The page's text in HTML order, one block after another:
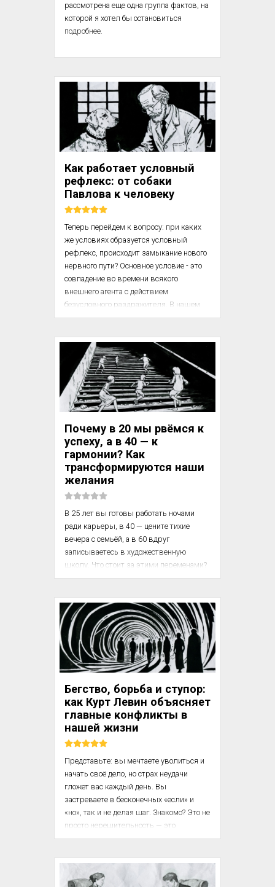
рассмотрена еще одна группа фактов, на
которой я хотел бы остановиться
подробнее.
Пусть выполнение намеченного
выполнения. Если бы сцепление
соответствующего случая и выполнения
намерения имело бы решающее
значение, то после прерывания
действия ничего не могло бы начаться
без повторного наступления
начатое действие не порождает силы
для следующего действия. Можно
сравнить это со случаями, когда
действенность намерения
исчерпывается после его срабатывания
на пе...
Как работает условный
рефлекс: от собаки
Павлова к человеку
Теперь перейдем к вопросу: при каких
же условиях образуется условный
рефлекс, происходит замыкание нового
нервного пути? Основное условие - это
совпадение во времени всякого
внешнего агента с действием
безусловного раздражителя. В нашем
случае пища есть безусловный
вот, если прием пищи у животного
совпадает с действием на него агента,
который ранее никакого отношения к еде
не имел, то этот агент делается
возбудителем той же реакции, как и
сама пища. В том случае, который
было. Мы несколько раз начинали
действовать на собаку у...
Почему в 20 мы рвёмся к
успеху, а в 40 — к
гармонии? Как
трансформируются наши
желания
В 25 лет вы готовы работать ночами
ради карьеры, в 40 — цените тихие
вечера с семьёй, а в 60 вдруг
записываетесь в художественную
школу. Что стоит за этими переменами?
Психологи давно заметили: наши
эволюционируют вместе с нами,
подчиняясь внутренней логике
развития личности.
Исследования показывают, что с
возрастом на смену амбициям приходит
внешние стимулы уступают место
внутренним ценностям. Как именно
происходит эта трансформация? В этом
фрагменте из нашей Базы — анализ
ключевых этапов изменения м...
Бегство, борьба и ступор:
как Курт Левин объясняет
главные конфликты в
нашей жизни
Представьте: вы мечтаете уволиться и
начать своё дело, но страх неудачи
гложет вас каждый день. Вы
застреваете в бесконечных «если» и
«но», так и не делая шаг. Знакомо? Это не
просто нерешительность — это
классический конфликт «приближение-
типов, описанных психологом Куртом
Левином.